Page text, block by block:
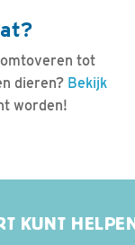
tot
dieren? Bekijk
worden!
KUNT